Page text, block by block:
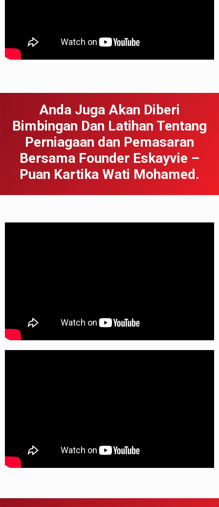
Anda Juga Akan Diberi
Bimbingan Dan Latihan Tentang
Perniagaan dan Pemasaran
Bersama Founder Eskayvie –
Puan Kartika Wati Mohamed.